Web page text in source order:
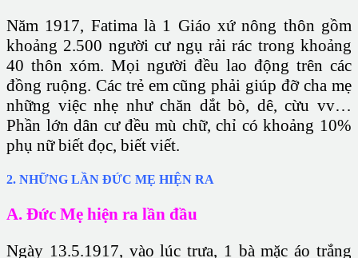
Năm 1917, Fatima là 1 Giáo xứnông thôn gồm
khoảng 2.500 người cư ngụ rải rác trong khoảng
40 thôn xóm. Mọi người đều lao động trên các
đồng ruộng. Các trẻ em cũng phải giúp đỡ cha mẹ
những việc nhẹ như chăn dắt bò, dê, cừu vv…
Phần lớn dân cư đều mù chữ, chỉ có khoảng 10%
phụ nữ biết đọc, biết viết.
2. NHỮNG LẦN ĐỨC MẸ HIỆN RA
A. Đức Mẹ hiện ra lần đầu
Ngày 13.5.1917, vào lúc trưa, 1 bà mặc áo trắng